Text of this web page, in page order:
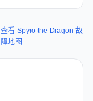
查看 Spyro the Dragon 故
障地图